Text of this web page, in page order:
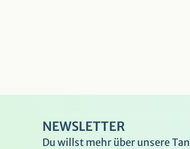
NEWSLETTER
Du willst mehr über unsere